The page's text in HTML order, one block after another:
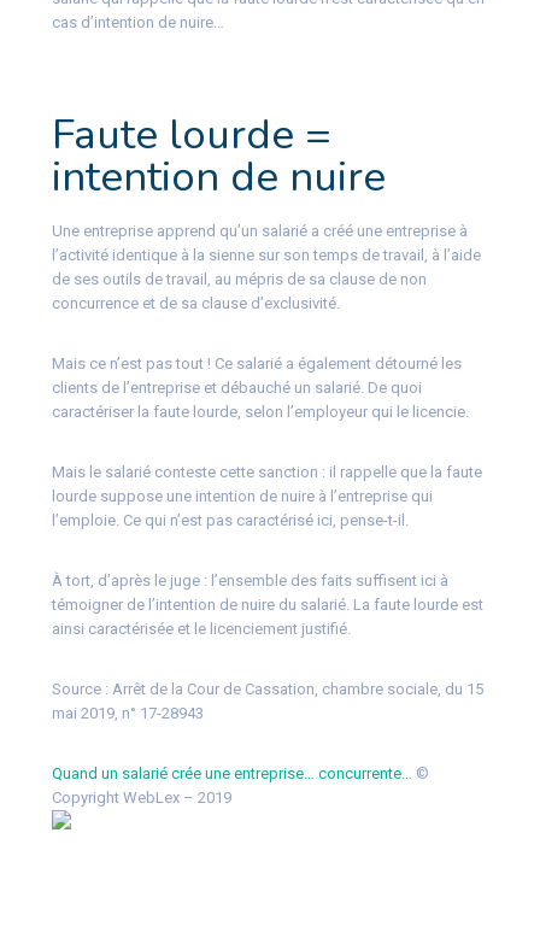
cas d’intention de nuire…
Faute lourde =
intention de nuire
Une entreprise apprend qu’un salarié a créé une entreprise à
l’activité identique à la sienne sur son temps de travail, à l’aide
de ses outils de travail, au mépris de sa clause de non
concurrence et de sa clause d’exclusivité.
Mais ce n’est pas tout ! Ce salarié a également détourné les
clients de l’entreprise et débauché un salarié. De quoi
caractériser la faute lourde, selon l’employeur qui le licencie.
Mais le salarié conteste cette sanction : il rappelle que la faute
lourde suppose une intention de nuire à l’entreprise qui
l’emploie. Ce qui n’est pas caractérisé ici, pense-t-il.
À tort, d’après le juge : l’ensemble des faits suffisent ici à
témoigner de l’intention de nuire du salarié. La faute lourde est
ainsi caractérisée et le licenciement justifié.
Source : Arrêt de la Cour de Cassation, chambre sociale, du 15
mai 2019, n° 17-28943
Quand un salarié crée une entreprise… concurrente… ©
Copyright WebLex – 2019